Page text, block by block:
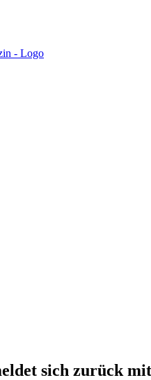
sich zurück